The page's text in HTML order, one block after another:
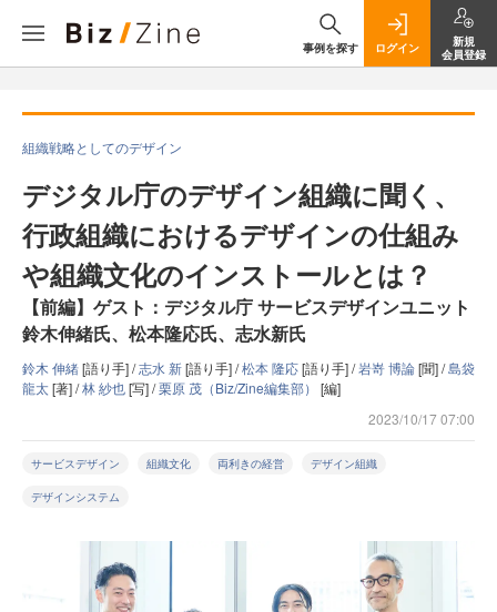
事例を探す ログイン
新規
会員登録
組織戦略としてのデザイン
デジタル庁のデザイン組織に聞く、
行政組織におけるデザインの仕組み
や組織文化のインストールとは？
【前編】ゲスト：デジタル庁 サービスデザインユニット
鈴木伸緒氏、松本隆応氏、志水新氏
鈴木 伸緒[語り手] /志水 新[語り手] /松本 隆応[語り手] /岩嵜 博論[聞] /島袋
龍太[著] /林 紗也[写] /栗原 茂（Biz/Zine編集部） [編]
2023/10/17 07:00
サービスデザイン 組織文化 両利きの経営 デザイン組織
デザインシステム